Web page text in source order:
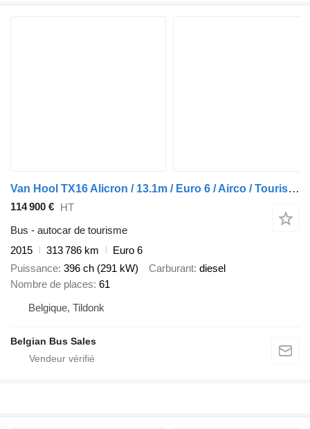
Van Hool TX16 Alicron / 13.1m / Euro 6 / Airco / Tourismo
114 900 € HT
Bus - autocar de tourisme
2015
313 786 km
Euro 6
Puissance 396 ch (291 kW) Carburant diesel
Nombre de places 61
Belgique, Tildonk
Belgian Bus Sales